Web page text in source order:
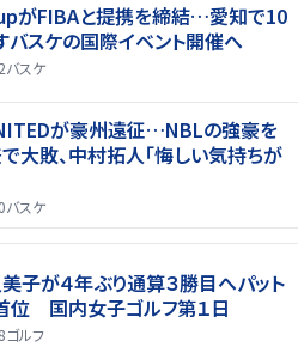
がFIBAと提携を締結…愛知で10
スケの国際イベント開催へ
バスケ
が豪州遠征…NBLの強豪を
大敗、中村拓人「悔しい気持ちが
バスケ
子が４年ぶり通算３勝目へパット
位 国内女子ゴルフ第１日
ゴルフ